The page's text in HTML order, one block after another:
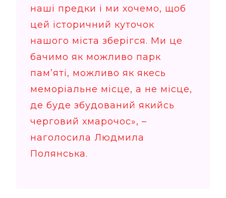
наші предки і ми хочемо, щоб
цей історичний куточок
нашого міста зберігся. Ми це
бачимо як можливо парк
пам’яті, можливо як якесь
меморіальне місце, а не місце,
де буде збудований якийсь
черговий хмарочос», –
наголосила Людмила
Полянська.